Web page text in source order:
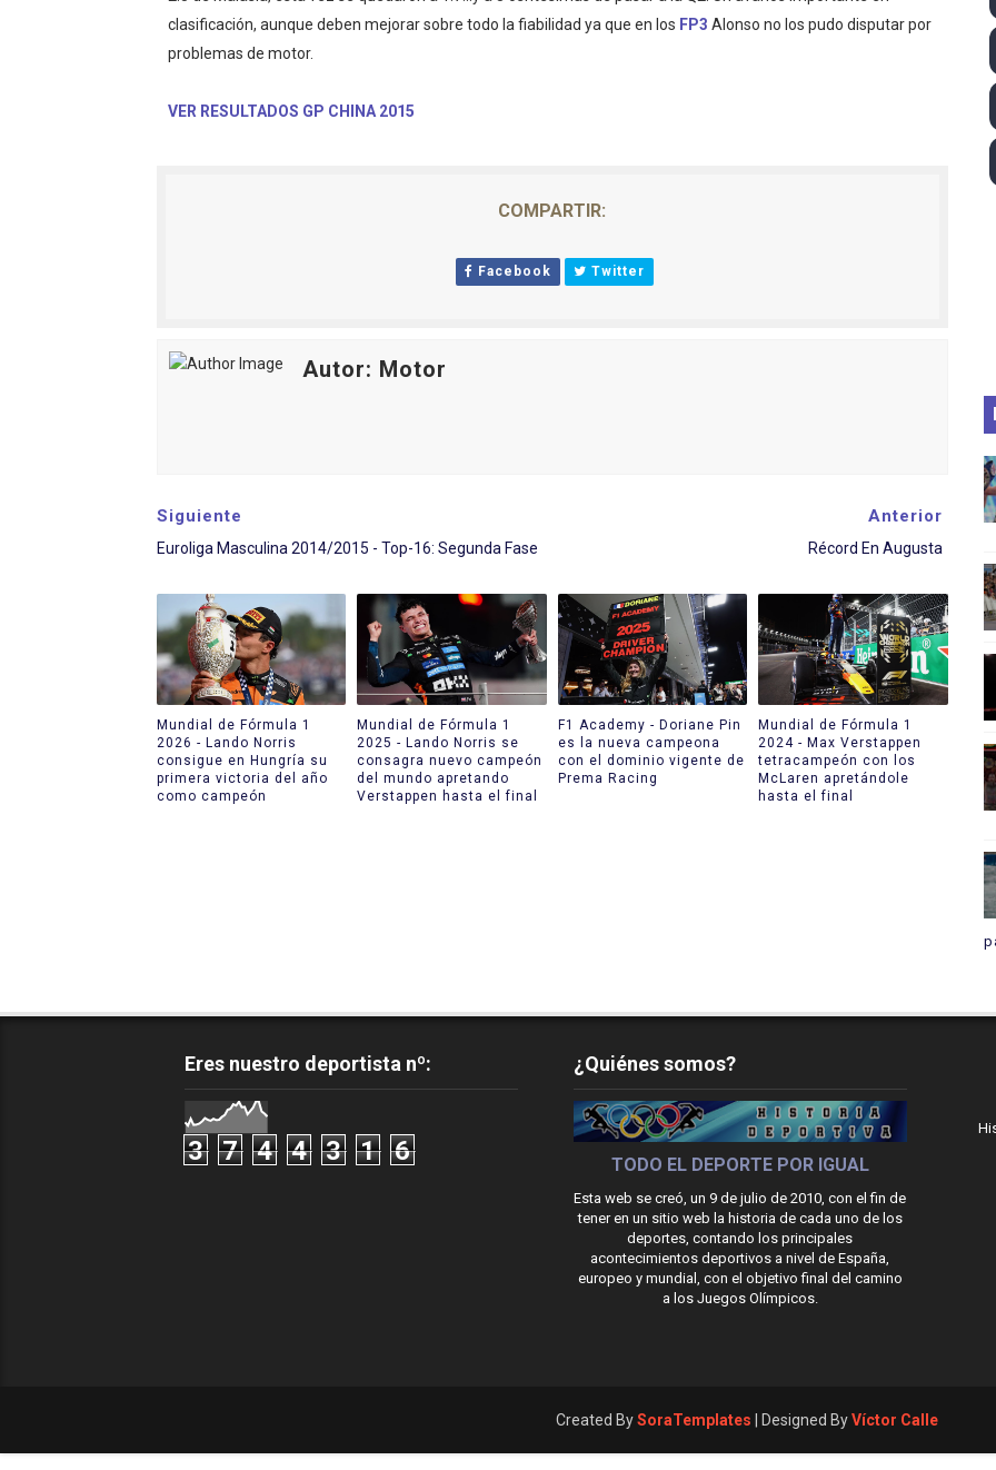
Mundial de piragüismo slalom 2026 (Oklahoma City, Estados Unidos) - Miquel Travé
Tour de Francia masculino 2026 - Tadej Pogacar entra en el selecto grupo de los
Mundial de Fórmula 1 2026 - Lando Norris consigue en Hungría su primera victoria
Copa del Mundo femenina 2026 - Estados Unidos campeón dejando a España a las
Campeonato de Europa de saltos 2026 (París, Francia) - Medalla de bronce para
clasificación, aunque deben mejorar sobre todo la fiabilidad ya que en los FP3 Alonso no los pudo disputar por
problemas de motor.
VER RESULTADOS GP CHINA 2015
COMPARTIR:
Facebook Twitter
Autor: Motor
Siguiente
Euroliga Masculina 2014/2015 - Top-16: Segunda Fase
Anterior
Récord En Augusta
Mundial de Fórmula 1
2026 - Lando Norris
consigue en Hungría su
primera victoria del año
como campeón
Mundial de Fórmula 1
2025 - Lando Norris se
consagra nuevo campeón
del mundo apretando
Verstappen hasta el final
F1 Academy - Doriane Pin
es la nueva campeona
con el dominio vigente de
Prema Racing
Mundial de Fórmula 1
2024 - Max Verstappen
tetracampeón con los
McLaren apretándole
hasta el final
Eres nuestro deportista nº:
3 7 4 4 3 1 6
¿Quiénes somos?
TODO EL DEPORTE POR IGUAL
Esta web se creó, un 9 de julio de 2010, con el fin de
tener en un sitio web la historia de cada uno de los
deportes, contando los principales
acontecimientos deportivos a nivel de España,
europeo y mundial, con el objetivo final del camino
a los Juegos Olímpicos.
Created BySoraTemplates | Designed ByVíctor Calle